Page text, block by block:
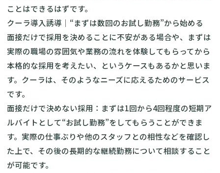
ことはできるはずです。
クーラ導入誘導｜“まずは数回のお試し勤務”から始める
面接だけで採用を決めることに不安がある場合や、まずは
実際の職場の雰囲気や業務の流れを体験してもらってから
本格的な採用を考えたい、というケースもあるかと思いま
す。クーラは、そのようなニーズに応えるためのサービス
です。
面接だけで決めない採用：まずは1回から4回程度の短期ア
ルバイトとして“お試し勤務”をしてもらうことができま
す。実際の仕事ぶりや他のスタッフとの相性などを確認し
た上で、その後の長期的な継続勤務について相談すること
が可能です。